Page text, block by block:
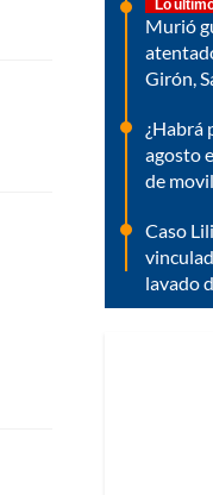
Lo
Murió
Girón,
¿Habrá
agosto
de
Caso
lavado